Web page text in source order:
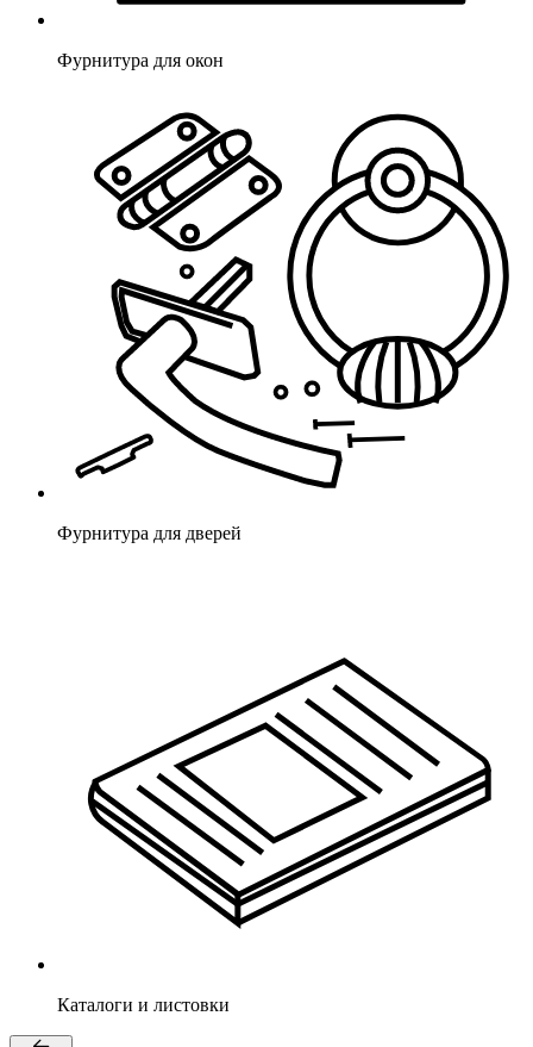
Фурнитура для окон
Фурнитура для дверей
Каталоги и листовки